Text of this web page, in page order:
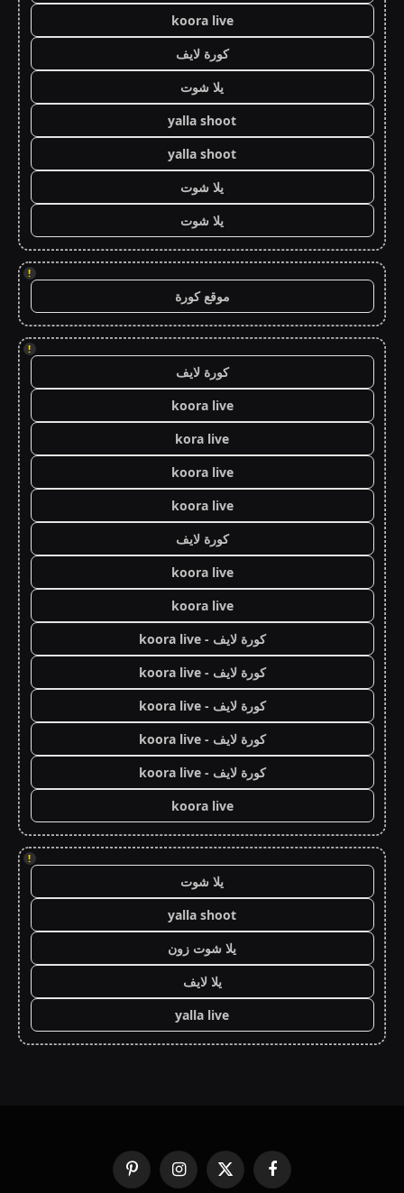
koora live
كورة لايف
يلا شوت
yalla shoot
yalla shoot
يلا شوت
يلا شوت
!
موقع كورة
!
كورة لايف
koora live
kora live
koora live
koora live
كورة لايف
koora live
koora live
كورة لايف - koora live
كورة لايف - koora live
كورة لايف - koora live
كورة لايف - koora live
كورة لايف - koora live
koora live
!
يلا شوت
yalla shoot
يلا شوت زون
يلا لايف
yalla live
فيسبوك
X
الانستغرامبينتيريست